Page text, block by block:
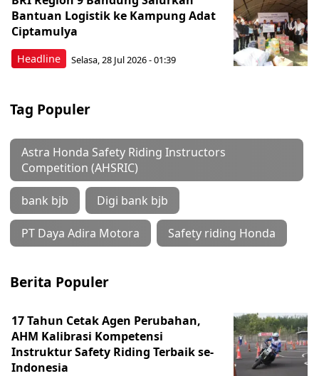
Headline
Bantuan Logistik ke Kampung Adat
Ciptamulya
Selasa, 28 Jul 2026 - 01:39
Tag Populer
Astra Honda Safety Riding Instructors
Competition (AHSRIC)
bank bjb Digi bank bjb
PT Daya Adira Motora Safety riding Honda
Berita Populer
17 Tahun Cetak Agen Perubahan,
AHM Kalibrasi Kompetensi
Instruktur Safety Riding Terbaik se-
Indonesia